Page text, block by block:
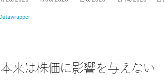
来は株価に影響を与えない